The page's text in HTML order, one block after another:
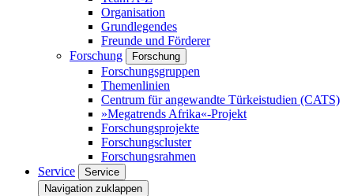
Organisation
Grundlegendes
Freunde und Förderer
Forschung
Forschung
Forschungsgruppen
Themenlinien
Centrum für angewandte Türkeistudien (CATS)
»Megatrends Afrika«-Projekt
Forschungsprojekte
Forschungscluster
Forschungsrahmen
Service
Service
Navigation zuklappen